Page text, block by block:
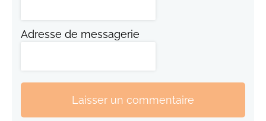
Adresse de messagerie
Laisser un commentaire